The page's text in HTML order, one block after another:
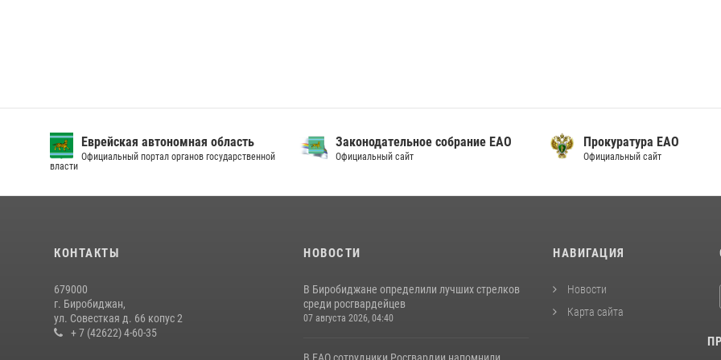
Еврейская автономная область
Официальный портал органов государственной
власти
Законодательное собрание ЕАО
Официальный сайт
Прокуратура ЕАО
Официальный сайт
КОНТАКТЫ
679000
г. Биробиджан,
ул. Совесткая д. 66 копус 2
+ 7 (42622) 4-60-35
НОВОСТИ
В Биробиджане определили лучших стрелков
среди росгвардейцев
07 августа 2026, 04:40
НАВИГАЦИЯ
Новости
Карта сайта